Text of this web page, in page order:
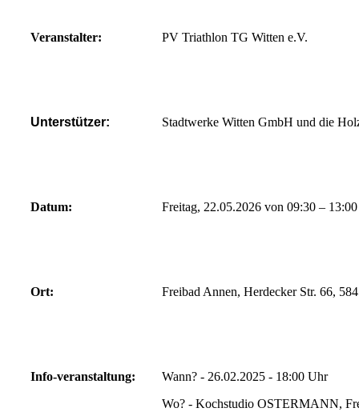
Veranstalter: PV Triathlon TG Witten e.V.
Unterstützer: Stadtwerke Witten GmbH und die
Datum: Freitag, 22.05.2026 von 09:30 –
Ort: Freibad Annen, Herdecker Str. 66,
Info-veranstaltung:
Wann? - 26.02.2025 - 18:00 Uhr
Wo? - Kochstudio OSTERMANN,